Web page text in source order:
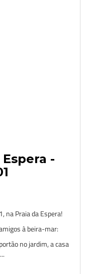
-
na Praia da Espera!
à beira-mar:
no jardim, a casa